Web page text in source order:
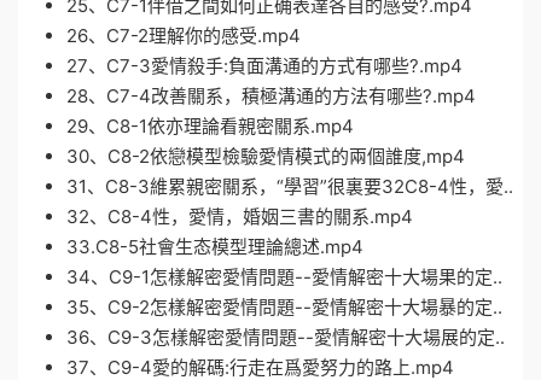
25、C7-1伴借之間如何正确表達各自的感受?.mp4
26、C7-2理解你的感受.mp4
27、C7-3愛情殺手:負面溝通的方式有哪些?.mp4
28、C7-4改善關系，積極溝通的方法有哪些?.mp4
29、C8-1依亦理論看親密關系.mp4
30、C8-2依戀模型檢驗愛情模式的兩個誰度,mp4
31、C8-3維累親密關系，“學習”很裏要32C8-4性，愛..
32、C8-4性，愛情，婚姻三書的關系.mp4
33.C8-5社會生态模型理論總述.mp4
34、C9-1怎樣解密愛情問題--愛情解密十大場果的定..
35、C9-2怎樣解密愛情問題--愛情解密十大場暴的定..
36、C9-3怎樣解密愛情問題--愛情解密十大場展的定..
37、C9-4愛的解碼:行走在爲愛努力的路上.mp4